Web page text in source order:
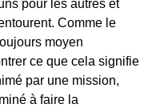
pour les autres et
Comme le
moyen
ce que cela signifie
par une mission,
à faire la